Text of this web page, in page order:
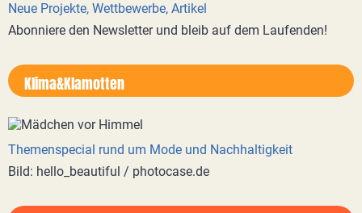
Neue Projekte, Wettbewerbe, Artikel
Abonniere den Newsletter und bleib auf dem Laufenden!
Klima&Klamotten
Themenspecial rund um Mode und Nachhaltigkeit
Bild: hello_beautiful / photocase.de